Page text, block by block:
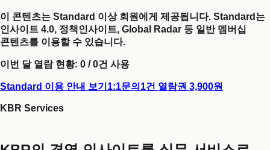
이 콘텐츠는 Standard 이상 회원에게 제공됩니다. Standard는
인사이트 4.0, 정책인사이트, Global Radar 등 일반 멤버십
콘텐츠를 이용할 수 있습니다.
이번 달 열람 현황: 0 /0건 사용
Standard 이용 안내 보기 1:1문의 1건 열람권 3,900원
KBR Services